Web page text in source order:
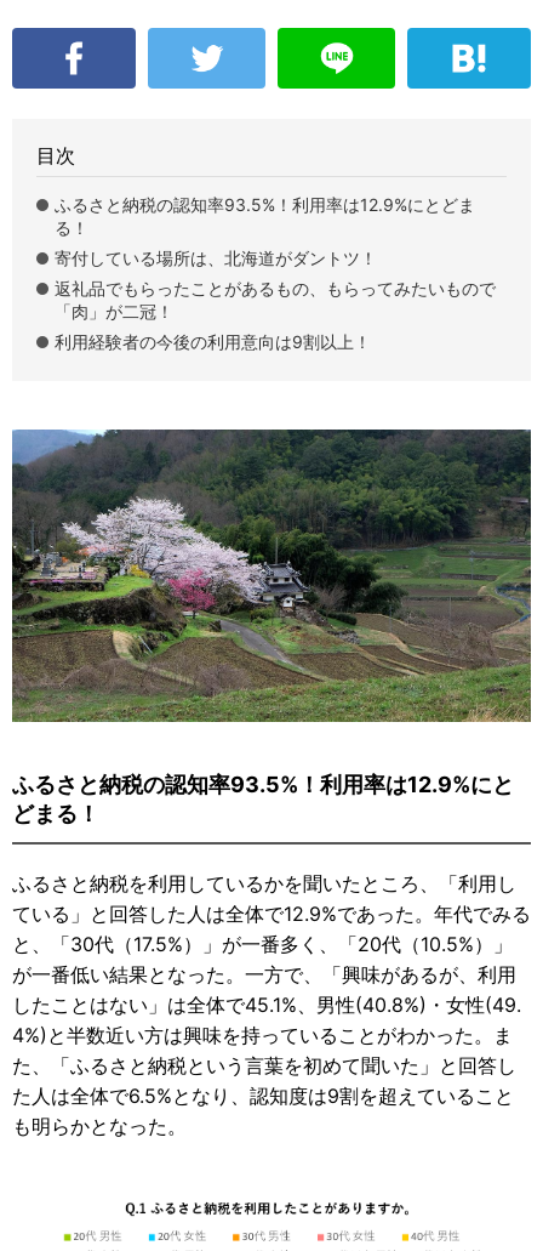
目次
ふるさと納税の認知率93.5%！利用率は12.9%にとどま
る！
寄付している場所は、北海道がダントツ！
返礼品でもらったことがあるもの、もらってみたいもので
「肉」が二冠！
利用経験者の今後の利用意向は9割以上！
ふるさと納税の認知率93.5%！利用率は12.9%にと
どまる！
ふるさと納税を利用しているかを聞いたところ、「利用し
ている」と回答した人は全体で12.9%であった。年代でみる
と、「30代（17.5%）」が一番多く、「20代（10.5%）」
が一番低い結果となった。一方で、「興味があるが、利用
したことはない」は全体で45.1%、男性(40.8%)・女性(49.
4%)と半数近い方は興味を持っていることがわかった。ま
た、「ふるさと納税という言葉を初めて聞いた」と回答し
た人は全体で6.5%となり、認知度は9割を超えていること
も明らかとなった。